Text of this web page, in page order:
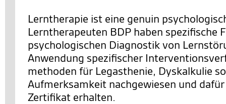
Lerntherapie ist eine genuin
Lerntherapeuten BDP haben spezifische
psychologischen Diagnostik von
Anwendung spezifischer
methoden für Legasthenie, Dyskalkulie
Aufmerksamkeit nachgewiesen und
Zertifikat erhalten.